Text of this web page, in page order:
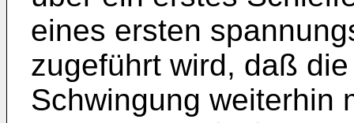
eines ersten
zugeführt wird, daß
Schwingung weiterhin